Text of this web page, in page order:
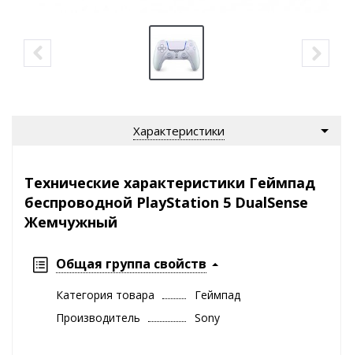
Характеристики
Технические характеристики Геймпад
беспроводной PlayStation 5 DualSense
Жемчужный
Общая группа свойств
Категория товара
Геймпад
Производитель
Sony